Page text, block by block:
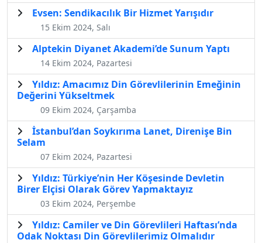
Evsen: Sendikacılık Bir Hizmet Yarışıdır
15 Ekim 2024, Salı
Alptekin Diyanet Akademi’de Sunum Yaptı
14 Ekim 2024, Pazartesi
Yıldız: Amacımız Din Görevlilerinin Emeğinin
Değerini Yükseltmek
09 Ekim 2024, Çarşamba
İstanbul’dan Soykırıma Lanet, Direnişe Bin
Selam
07 Ekim 2024, Pazartesi
Yıldız: Türkiye’nin Her Köşesinde Devletin
Birer Elçisi Olarak Görev Yapmaktayız
03 Ekim 2024, Perşembe
Yıldız: Camiler ve Din Görevlileri Haftası’nda
Odak Noktası Din Görevlilerimiz Olmalıdır